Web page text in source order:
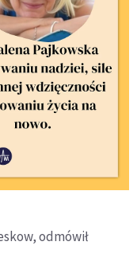
odmówił